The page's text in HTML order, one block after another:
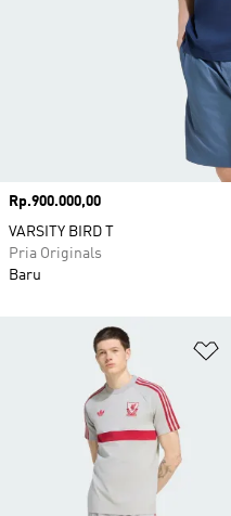
Harga
Rp.900.000,00
VARSITY BIRD T
Pria Originals
Baru